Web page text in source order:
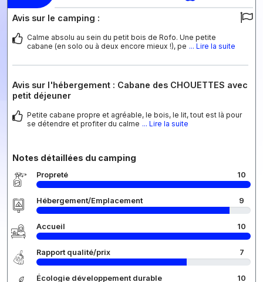
Avis sur le camping :
Calme absolu au sein du petit bois de Rofo. Une petite
cabane (en solo ou à deux encore mieux !), pe ... Lire la suite
Avis sur l'hébergement : Cabane des CHOUETTES avec
petit déjeuner
Petite cabane propre et agréable, le bois, le lit, tout est là pour
se détendre et profiter du calme ... Lire la suite
Notes détaillées du camping
Propreté 10
Hébergement/Emplacement 9
Accueil 10
Rapport qualité/prix 7
Écologie développement durable 10